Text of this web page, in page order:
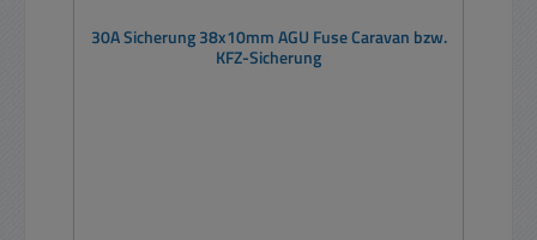
30A Sicherung 38x10mm AGU Fuse Caravan bzw.
KFZ-Sicherung